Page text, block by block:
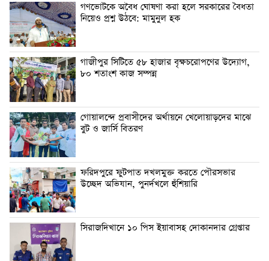
গণভোটকে অবৈধ ঘোষণা করা হলে সরকারের বৈধতা
নিয়েও প্রশ্ন উঠবে: মামুনুল হক
গাজীপুর সিটিতে ৫৮ হাজার বৃক্ষচরোপণের উদ্যোগ,
৮০ শতাংশ কাজ সম্পন্ন
গোয়ালন্দে প্রবাসীদের অর্থায়নে খেলোয়াড়দের মাঝে
বুট ও জার্সি বিতরণ
ফরিদপুরে ফুটপাত দখলমুক্ত করতে পৌরসভার
উচ্ছেদ অভিযান, পুনর্দখলে হুঁশিয়ারি
সিরাজদিখানে ১০ পিস ইয়াবাসহ দোকানদার গ্রেপ্তার